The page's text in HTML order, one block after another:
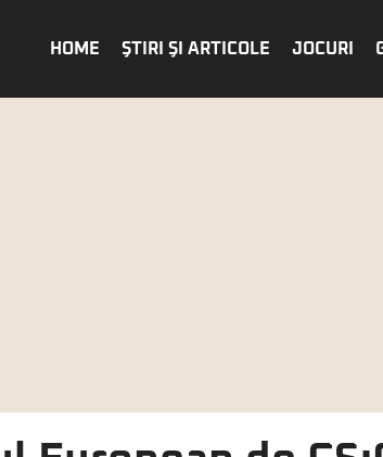
HOME ŞTIRI ŞI ARTICOLE JOCURI